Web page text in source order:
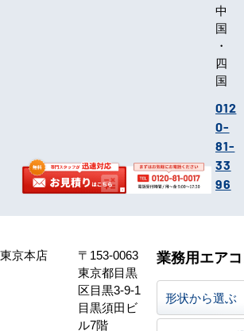
中
国
・
四
国
012
0-
81-
33
96
東京本店
〒153-0063
東京都目黒
区目黒3-9-1
目黒須田ビ
ル7階
業務用エア
形状から選ぶ